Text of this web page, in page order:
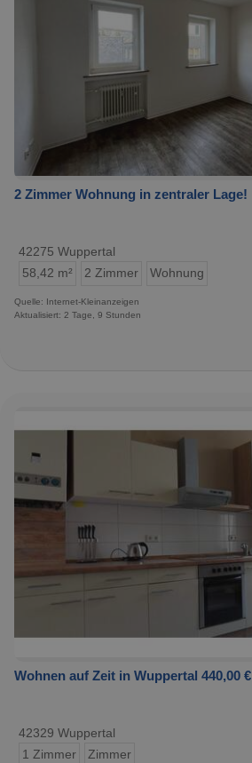
2 Zimmer Wohnung in zentraler Lage!
42275 Wuppertal
58,42 m²
2 Zimmer Wohnung
Quelle: Internet-Kleinanzeigen
Aktualisiert: 2 Tage, 9 Stunden
Wohnen auf Zeit in Wuppertal 440,00 €
42329 Wuppertal
1 Zimmer
Zimmer